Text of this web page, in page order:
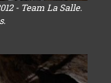
- Team La Salle.